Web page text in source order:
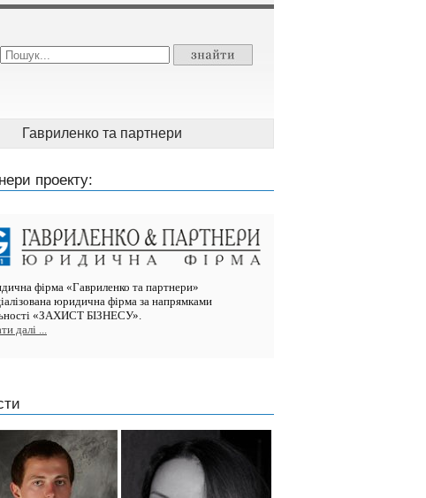
Гавриленко та партнери
проекту:
фірма «Гавриленко та партнери»
юридична фірма за напрямками
«ЗАХИСТ БІЗНЕСУ».
далі ...